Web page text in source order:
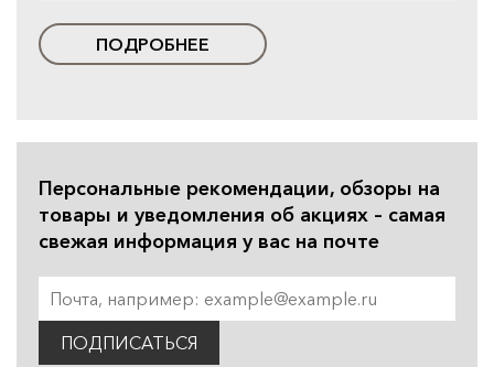
ПОДРОБНЕЕ
Персональные рекомендации, обзоры на
товары и уведомления об акциях – самая
свежая информация у вас на почте
ПОДПИСАТЬСЯ